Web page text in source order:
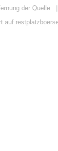
der Quelle
auf